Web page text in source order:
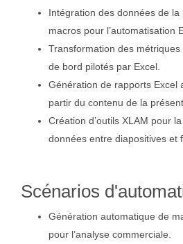
Intégration des données de
macros pour l’automatisation
Transformation des
de bord pilotés par Excel.
Génération de rapports Excel
partir du contenu de la
Création d’outils XLAM pour
données entre diapositives et
Scénarios
Génération automatique de
pour l’analyse commerciale.